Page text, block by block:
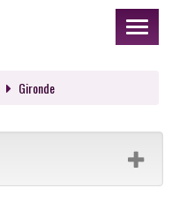
Toggle
Gironde